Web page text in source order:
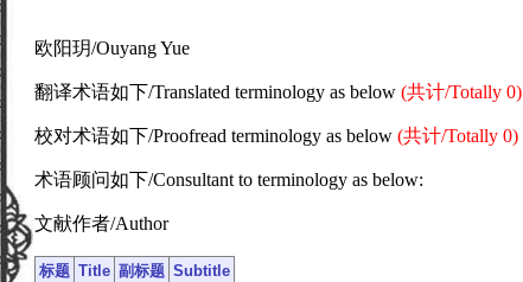
欧阳玥/Ouyang Yue
翻译术语如下/Translated terminology as below (共计/Totally 0)
校对术语如下/Proofread terminology as below (共计/Totally 0)
术语顾问如下/Consultant to terminology as below:
文献作者/Author
标题 Title 副标题 Subtitle